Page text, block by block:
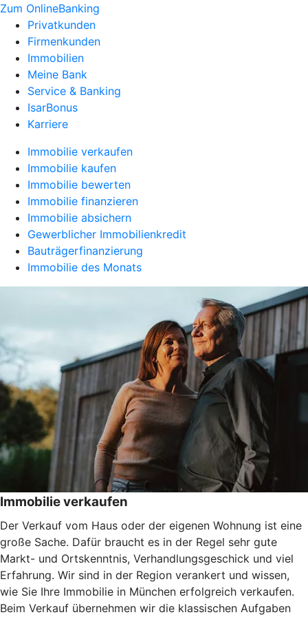
Zum OnlineBanking
Privatkunden
Firmenkunden
Immobilien
Meine Bank
Service & Banking
IsarBonus
Karriere
Immobilie verkaufen
Immobilie kaufen
Immobilie bewerten
Immobilie finanzieren
Immobilie absichern
Gewerblicher Immobilienkredit
Bauträgerfinanzierung
Immobilie des Monats
Immobilie verkaufen
Der Verkauf vom Haus oder der eigenen Wohnung ist eine
große Sache. Dafür braucht es in der Regel sehr gute
Markt- und Ortskenntnis, Verhandlungsgeschick und viel
Erfahrung. Wir sind in der Region verankert und wissen,
wie Sie Ihre Immobilie in München erfolgreich verkaufen.
Beim Verkauf übernehmen wir die klassischen Aufgaben